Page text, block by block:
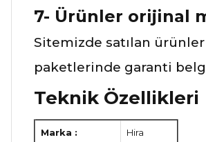
7- Ürünler orijinal
Sitemizde satılan
paketlerinde garanti
Teknik Özellikleri
Marka : Hira